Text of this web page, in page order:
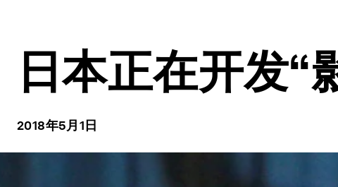
日本正在开发“
2018年5月1日